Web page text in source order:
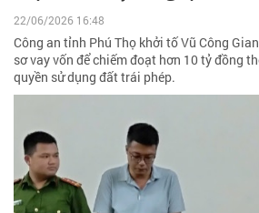
22/06/2026 16:48
Công an tỉnh Phú Thọ khởi tố Vũ Công
sơ vay vốn để chiếm đoạt hơn 10 tỷ đồng
quyền sử dụng đất trái phép.